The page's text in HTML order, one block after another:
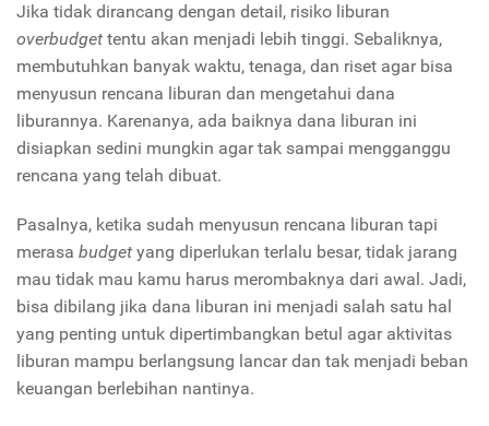
Jika tidak dirancang dengan detail, risiko liburan
overbudget tentu akan menjadi lebih tinggi. Sebaliknya,
membutuhkan banyak waktu, tenaga, dan riset agar bisa
menyusun rencana liburan dan mengetahui dana
liburannya. Karenanya, ada baiknya dana liburan ini
disiapkan sedini mungkin agar tak sampai mengganggu
rencana yang telah dibuat.
Pasalnya, ketika sudah menyusun rencana liburan tapi
merasa budget yang diperlukan terlalu besar, tidak jarang
mau tidak mau kamu harus merombaknya dari awal. Jadi,
bisa dibilang jika dana liburan ini menjadi salah satu hal
yang penting untuk dipertimbangkan betul agar aktivitas
liburan mampu berlangsung lancar dan tak menjadi beban
keuangan berlebihan nantinya.